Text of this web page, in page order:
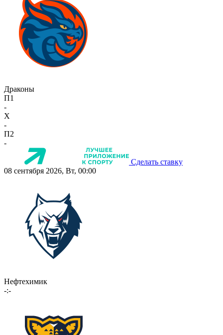
Драконы
П1
-
X
-
П2
-
Сделать ставку
08 сентября 2026, Вт, 00:00
Нефтехимик
-:-